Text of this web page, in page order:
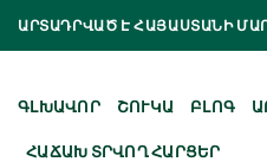
Skip
ԱՐՏԱԴՐՎԱԾ Է ՀԱՅԱՍՏԱՆԻ
ԳԼԽԱՎՈՐ ՇՈՒԿԱ ԲԼՈԳ
ՀԱՃԱԽ ՏՐՎՈՂ ՀԱՐՑԵՐ